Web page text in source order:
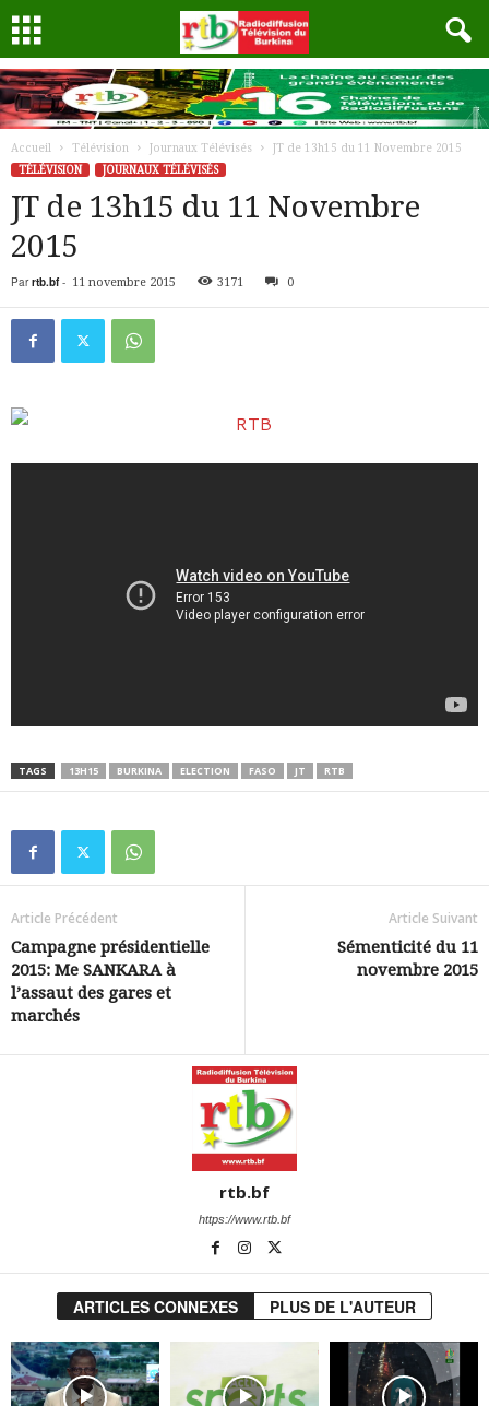
Accueil Télévision Journaux Télévisés
JT de 13h15 du 11 Novembre 2015
TÉLÉVISION
JOURNAUX TÉLÉVISÉS
JT de 13h15 du 11 Novembre
2015
Par rtb.bf- 11 novembre 2015 3171 0
TAGS 13H15 BURKINA ELECTION FASO JT RTB
Article Précédent
Campagne présidentielle
2015: Me SANKARA à
l’assaut des gares et
marchés
Article Suivant
Sémenticité du 11
novembre 2015
rtb.bf
https://www.rtb.bf
ARTICLES CONNEXES PLUS DE L'AUTEUR